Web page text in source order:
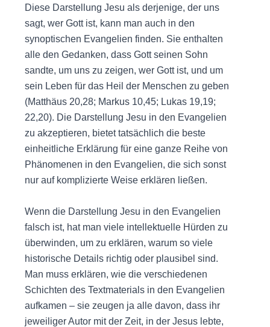
Diese Darstellung Jesu als derjenige, der uns
sagt, wer Gott ist, kann man auch in den
synoptischen Evangelien finden. Sie enthalten
alle den Gedanken, dass Gott seinen Sohn
sandte, um uns zu zeigen, wer Gott ist, und um
sein Leben für das Heil der Menschen zu geben
(Matthäus 20,28; Markus 10,45; Lukas 19,19;
22,20). Die Darstellung Jesu in den Evangelien
zu akzeptieren, bietet tatsächlich die beste
einheitliche Erklärung für eine ganze Reihe von
Phänomenen in den Evangelien, die sich sonst
nur auf komplizierte Weise erklären ließen.
Wenn die Darstellung Jesu in den Evangelien
falsch ist, hat man viele intellektuelle Hürden zu
überwinden, um zu erklären, warum so viele
historische Details richtig oder plausibel sind.
Man muss erklären, wie die verschiedenen
Schichten des Textmaterials in den Evangelien
aufkamen – sie zeugen ja alle davon, dass ihr
jeweiliger Autor mit der Zeit, in der Jesus lebte,